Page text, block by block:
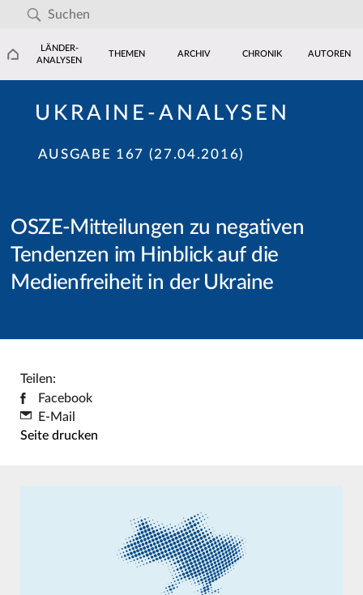
LÄNDER-
ANALYSEN
THEMEN ARCHIV CHRONIK AUTOREN
UKRAINE-ANALYSEN
AUSGABE 167 (27.04.2016)
OSZE-Mitteilungen zu negativen
Tendenzen im Hinblick auf die
Medienfreiheit in der Ukraine
Teilen:
Facebook
E-Mail
Seite drucken